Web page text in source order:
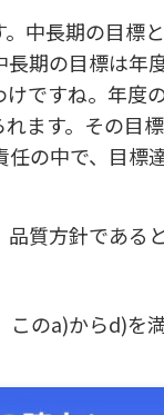
中長期の目標
期の目標は年
ですね。年度
ます。その目
の中で、目標
質方針である
のa)からd)を